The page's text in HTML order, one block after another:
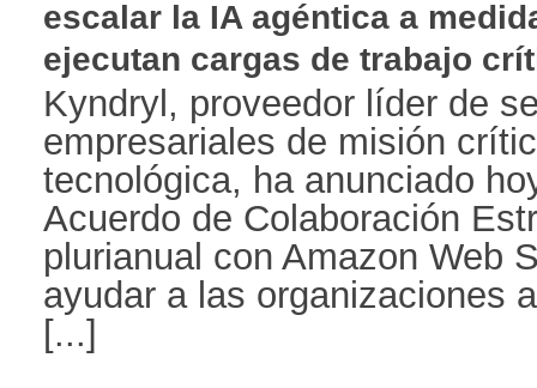
escalar la IA agéntica a
ejecutan cargas de trabajo
Kyndryl, proveedor líder de
empresariales de misión
tecnológica, ha anunciado
Acuerdo de Colaboración
plurianual con Amazon Web
ayudar a las organizaciones
[...]